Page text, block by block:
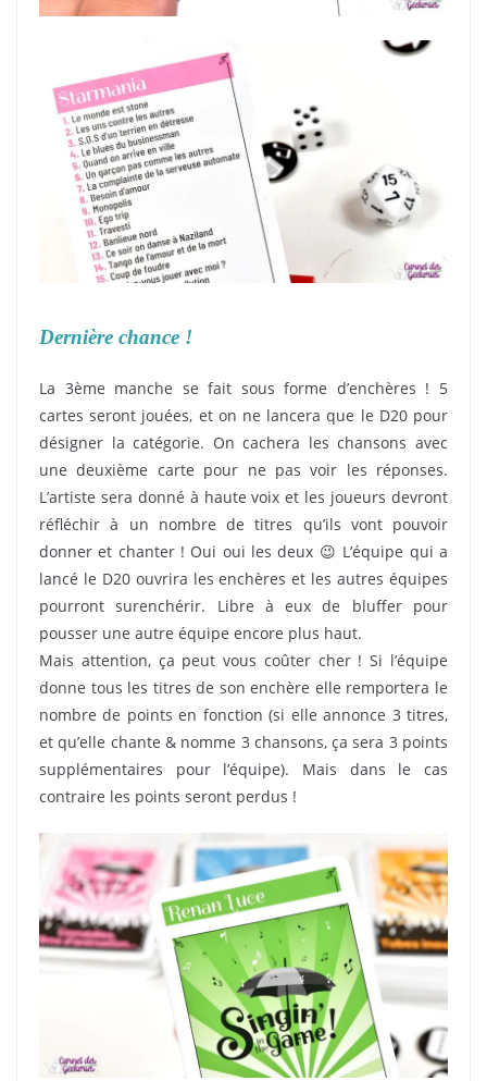
Dernière chance !
La 3ème manche se fait sous forme d’enchères ! 5
cartes seront jouées, et on ne lancera que le D20 pour
désigner la catégorie. On cachera les chansons avec
une deuxième carte pour ne pas voir les réponses.
L’artiste sera donné à haute voix et les joueurs devront
réfléchir à un nombre de titres qu’ils vont pouvoir
donner et chanter ! Oui oui les deux 😉 L’équipe qui a
lancé le D20 ouvrira les enchères et les autres équipes
pourront surenchérir. Libre à eux de bluffer pour
pousser une autre équipe encore plus haut.
Mais attention, ça peut vous coûter cher ! Si l’équipe
donne tous les titres de son enchère elle remportera le
nombre de points en fonction (si elle annonce 3 titres,
et qu’elle chante & nomme 3 chansons, ça sera 3 points
supplémentaires pour l’équipe). Mais dans le cas
contraire les points seront perdus !